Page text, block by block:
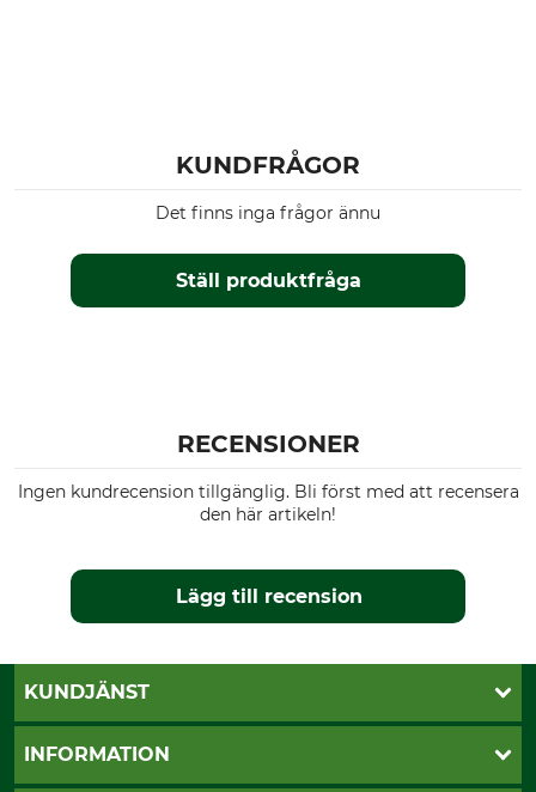
KUNDFRÅGOR
Ställ produktfråga
Det finns inga frågor ännu
RECENSIONER
Ingen kundrecension tillgänglig. Bli först med att recensera
den här artikeln!
Lägg till recension
KUNDJÄNST
Öppettider
INFORMATION